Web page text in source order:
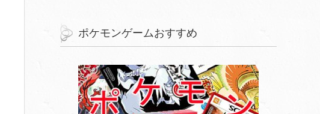
ポケモンゲームおすすめ